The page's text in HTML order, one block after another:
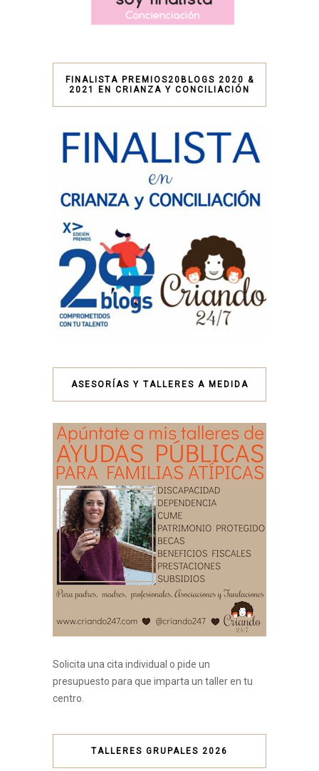
FINALISTA PREMIOS20BLOGS 2020 &
2021 EN CRIANZA Y CONCILIACIÓN
ASESORÍAS Y TALLERES A MEDIDA
Solicita una cita individual o pide un
presupuesto para que imparta un taller en tu
centro.
TALLERES GRUPALES 2026